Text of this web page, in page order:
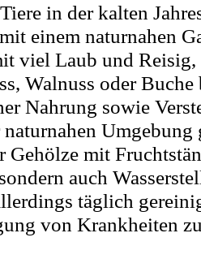
in der kalten
einem naturnahen
viel Laub und
Walnuss oder
Nahrung sowie
Umgebung
Gehölze mit
auch
täglich
von Krankheiten